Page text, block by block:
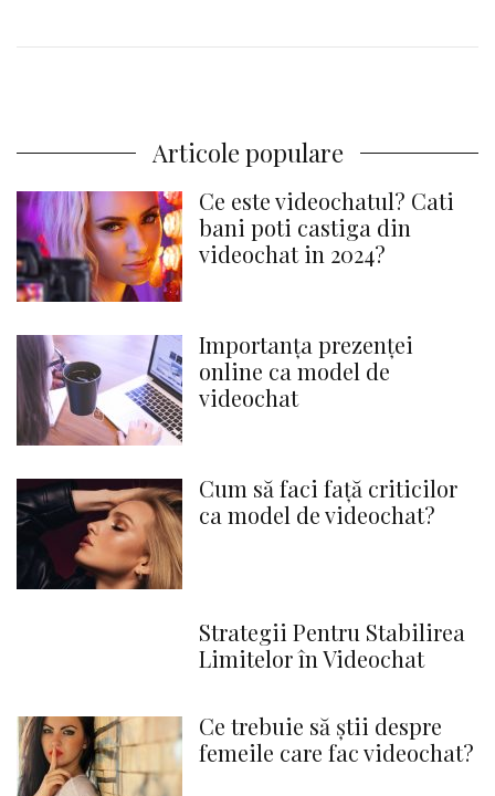
Articole populare
Ce este videochatul? Cati
bani poti castiga din
videochat in 2024?
Importanța prezenței
online ca model de
videochat
Cum să faci față criticilor
ca model de videochat?
Strategii Pentru Stabilirea
Limitelor în Videochat
Ce trebuie să știi despre
femeile care fac videochat?